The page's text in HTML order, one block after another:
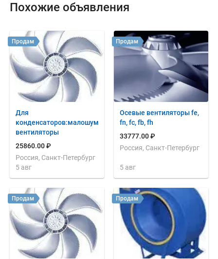
Похожие объявления
Для
конденсаторов:малошумные
вентиляторы
25860.00 ₽
Россия, Санкт-Петербург
5 авг
Продам
Осевые вентиляторы fe,
fn, fc, fb, fh
33777.00 ₽
Россия, Санкт-Петербург
5 авг
Продам
Продам Продам